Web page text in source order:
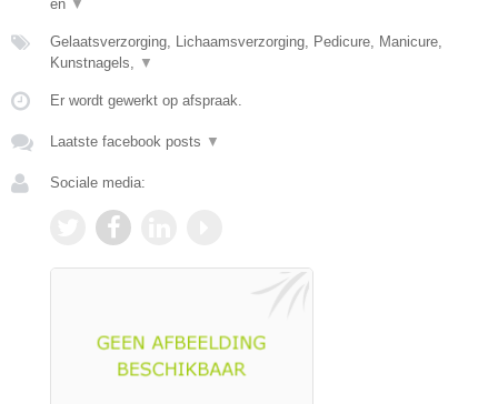
en ▼
Gelaatsverzorging, Lichaamsverzorging, Pedicure, Manicure,
Kunstnagels, ▼
Er wordt gewerkt op afspraak.
Laatste facebook posts ▼
Sociale media: